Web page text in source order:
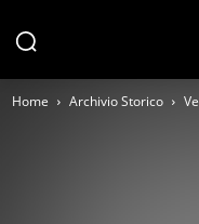
Home Archivio Storico